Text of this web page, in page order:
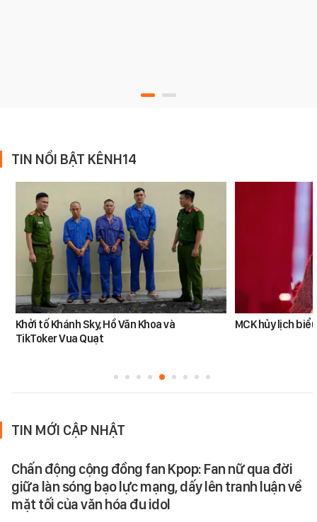
TIN NỔI BẬT KÊNH14
Khởi tố Khánh Sky, Hồ Văn Khoa và
TikToker Vua Quạt
MCK hủy lịch
TIN MỚI CẬP NHẬT
Chấn động cộng đồng fan Kpop: Fan nữ qua đời
giữa làn sóng bạo lực mạng, dấy lên tranh luận về
mặt tối của văn hóa đu idol